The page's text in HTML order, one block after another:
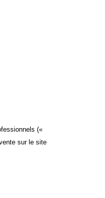
(«
sur le site